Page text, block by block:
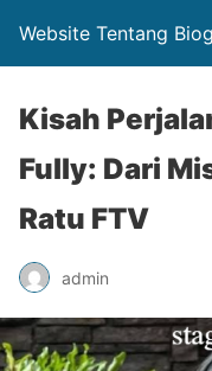
Website Tentang
Kisah
Fully: Dari
Ratu FTV
admin